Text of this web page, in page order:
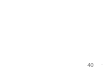
40